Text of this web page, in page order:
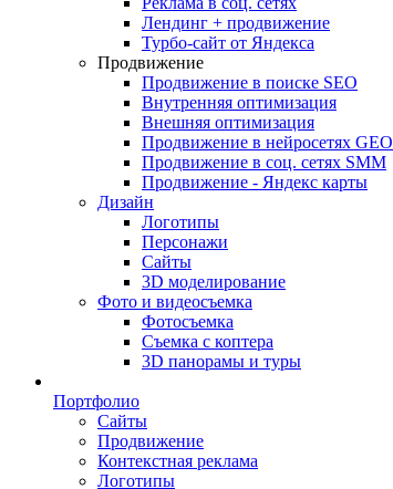
Лендинг + продвижение
Турбо-сайт от Яндекса
Продвижение
Продвижение в поиске SEO
Внутренняя оптимизация
Внешняя оптимизация
Продвижение в нейросетях GEO
Продвижение в соц. сетях SMM
Продвижение - Яндекс карты
Дизайн
Логотипы
Персонажи
Сайты
3D моделирование
Фото и видеосъемка
Фотосъемка
Съемка с коптера
3D панорамы и туры
Портфолио
Сайты
Продвижение
Контекстная реклама
Логотипы